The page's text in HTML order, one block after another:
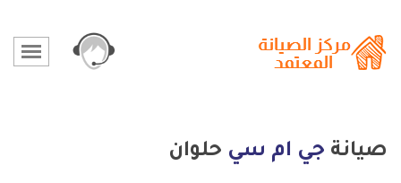
صيانة جي ام سي حلوان